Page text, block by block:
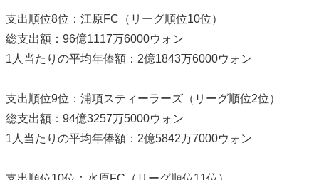
支出順位8位：江原FC（リーグ順位10位）
総支出額：96億1117万6000ウォン
1人当たりの平均年俸額：2億1843万6000ウォン
支出順位9位：浦項スティーラーズ（リーグ順位2位）
総支出額：94億3257万5000ウォン
1人当たりの平均年俸額：2億5842万7000ウォン